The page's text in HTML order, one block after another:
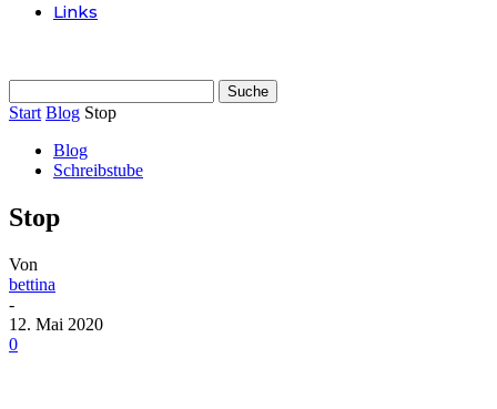
Links
Start Blog Stop
Blog
Schreibstube
Stop
Von
bettina
-
12. Mai 2020
0